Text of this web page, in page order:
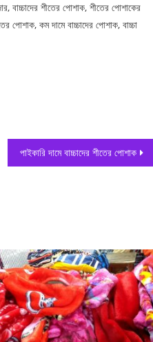
শীতের পোশাক, শীতের পোশাকের
পোশাক, কম দামে বাচ্চাদের পোশাক, বাচ্চা
পাইকারি দামে বাচ্চাদের শীতের পোশাক